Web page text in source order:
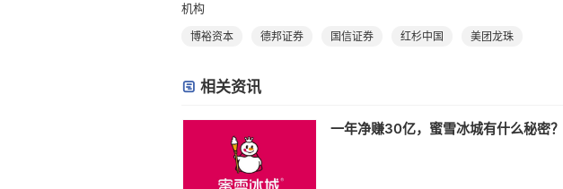
机构
博裕资本 德邦证券 国信证券 红杉中国 美团龙珠
相关资讯
一年净赚30亿，蜜雪冰城有什么秘密？